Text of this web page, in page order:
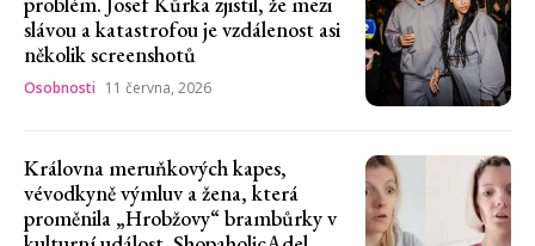
slávou a katastrofou je vzdálenost asi
několik screenshotů
Osobnosti 11 června, 2026
Královna meruňkových kapes,
vévodkyně výmluv a žena, která
proměnila „Hrobžovy“ brambůrky v